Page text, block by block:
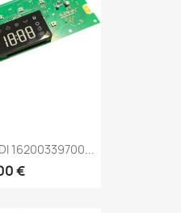
16200339700...
€